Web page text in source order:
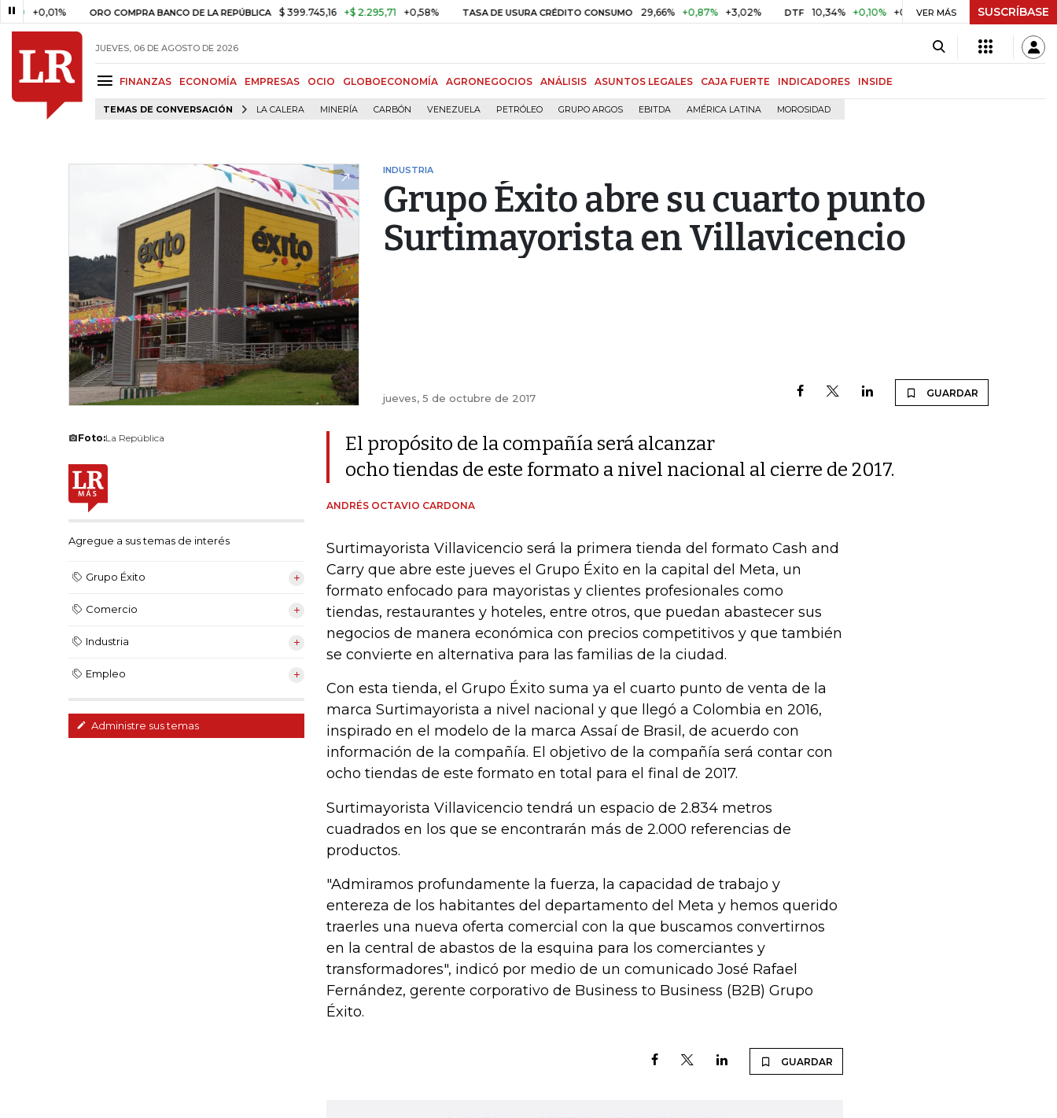
ORO COMPRA BANCO DE LA REPÚBLICA $ 399.745,16 +$ 2.295,71 +0,58% TASA DE USURA CRÉDITO CONSUMO 29,66% +0,87% +3,02% DTF 10,34% +0,10% +0,98% UVR $ 416,86 +$ 0,05
VER MÁS SUSCRÍBASE
JUEVES, 06 DE AGOSTO DE 2026
FINANZAS ECONOMÍA EMPRESAS OCIO GLOBOECONOMÍA AGRONEGOCIOS ANÁLISIS ASUNTOS LEGALES CAJA FUERTE INDICADORES INSIDE
TEMAS DE CONVERSACIÓN LA CALERA MINERÍA CARBÓN VENEZUELA PETRÓLEO GRUPO ARGOS EBITDA AMÉRICA LATINA MOROSIDAD
INDUSTRIA
Grupo Éxito abre su cuarto punto
Surtimayorista en Villavicencio
jueves, 5 de octubre de 2017 GUARDAR
Foto:La República
Agregue a sus temas de interés
Grupo Éxito
Comercio
Industria
Empleo
Administre sus temas
El propósito de la compañía será alcanzar
ocho tiendas de este formato a nivel nacional al cierre de 2017.
ANDRÉS OCTAVIO CARDONA
Surtimayorista Villavicencio será la primera tienda del formato Cash and
Carry que abre este jueves el Grupo Éxito en la capital del Meta, un
formato enfocado para mayoristas y clientes profesionales como
tiendas, restaurantes y hoteles, entre otros, que puedan abastecer sus
negocios de manera económica con precios competitivos y que también
se convierte en alternativa para las familias de la ciudad.
Con esta tienda, el Grupo Éxito suma ya el cuarto punto de venta de la
marca Surtimayorista a nivel nacional y que llegó a Colombia en 2016,
inspirado en el modelo de la marca Assaí de Brasil, de acuerdo con
información de la compañía. El objetivo de la compañía será contar con
ocho tiendas de este formato en total para el final de 2017.
Surtimayorista Villavicencio tendrá un espacio de 2.834 metros
cuadrados en los que se encontrarán más de 2.000 referencias de
productos.
"Admiramos profundamente la fuerza, la capacidad de trabajo y
entereza de los habitantes del departamento del Meta y hemos querido
traerles una nueva oferta comercial con la que buscamos convertirnos
en la central de abastos de la esquina para los comerciantes y
transformadores", indicó por medio de un comunicado José Rafael
Fernández, gerente corporativo de Business to Business (B2B) Grupo
Éxito.
GUARDAR